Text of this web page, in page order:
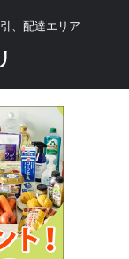
、配達エリア